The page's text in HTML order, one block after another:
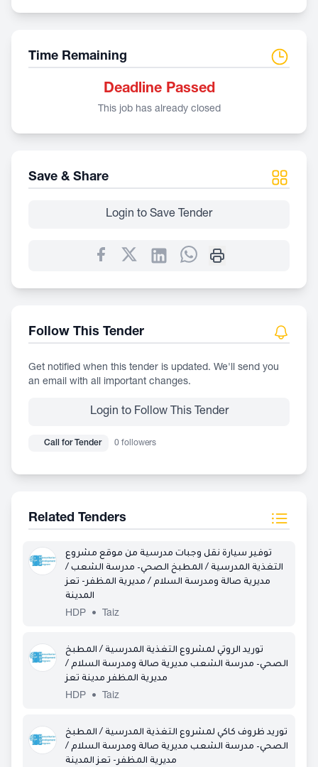
Time Remaining
Deadline Passed
This job has already closed
Save & Share
Login to Save Tender
Follow This Tender
Get notified when this tender is updated. We'll send you
an email with all important changes.
Login to Follow This Tender
Call for Tender 0 followers
Related Tenders
توفير سيارة نقل وجبات مدرسية من موقع مشروع
التغذية المدرسية / المطبخ الصحي– مدرسة الشعب /
مديرية صالة ومدرسة السلام / مديرية المظفر- تعز
المدينة
HDP
• Taiz
توريد الروتي لمشروع التغذية المدرسية / المطبخ
الصحي– مدرسة الشعب مديرية صالة ومدرسة السلام /
مديرية المظفر مدينة تعز
HDP
• Taiz
توريد ظروف كاكي لمشروع التغذية المدرسية / المطبخ
الصحي– مدرسة الشعب مديرية صالة ومدرسة السلام /
مديرية المظفر- تعز المدينة